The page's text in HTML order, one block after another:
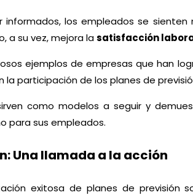
informados, los empleados se
a su vez, mejora lasatisfacción
ejemplos de empresas que han
la participación de los planes de
como modelos a seguir y
para sus empleados.
Una llamada a la acción
exitosa de planes de previsión